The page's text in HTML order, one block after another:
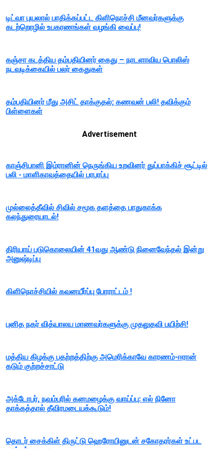
டிட்வா புயலால் பாதிக்கப்பட்ட கிளிநொச்சி மீனவர்களுக்கு
கடற்றொழில் உபகரணங்கள் வழங்கி வைப்பு!
கஞ்சா கடத்திய தம்பதியினர் கைது – நாடளாவிய பொலிஸ்
நடவடிக்கையில் பலர் கைதுகள்
தம்பதியினர் மீது அசிட் தாக்குதல்; கணவன் பலி! தவிக்கும்
பிள்ளைகள்
Advertisement
காஞ்சிபானி இம்ரானின் நெருங்கிய உறவினர் துப்பாக்கிச் சூட்டில்
பலி - மாளிகாவத்தையில் பரபரப்பு
முல்லைத்தீவில் சிவில் சமூக தளத்தை பாதுகாக்க
கலந்துரையாடல்!
திரியாய் படுகொலையின் 41வது ஆண்டு நினைவேந்தல் இன்று
அனுஷ்டிப்பு
கிளிநொச்சியில் கவனயீர்ப்பு போராட்டம் !
புனித நகர் வித்யாலய மாணவர்களுக்கு முதலுதவி பயிற்சி!
மத்திய கிழக்கு பதற்றத்திற்கு அமெரிக்காவே காரணம்-ஈரான்
கடும் குற்றச்சாட்டு
அக்டோபர், நவம்பரில் கனமழைக்கு வாய்ப்பு: எல் நினோ
தாக்கத்தால் தீவிரமடையக்கூடும்!
தொடர் சைக்கிள் திருட்டு ஹெரோயினுடன் சகோதரர்கள் உட்பட